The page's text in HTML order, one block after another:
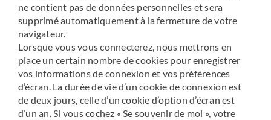
ne contient pas de données personnelles et sera
supprimé automatiquement à la fermeture de votre
navigateur.
Lorsque vous vous connecterez, nous mettrons en
place un certain nombre de cookies pour enregistrer
vos informations de connexion et vos préférences
d’écran. La durée de vie d’un cookie de connexion est
de deux jours, celle d’un cookie d’option d’écran est
d’un an. Si vous cochez « Se souvenir de moi », votre